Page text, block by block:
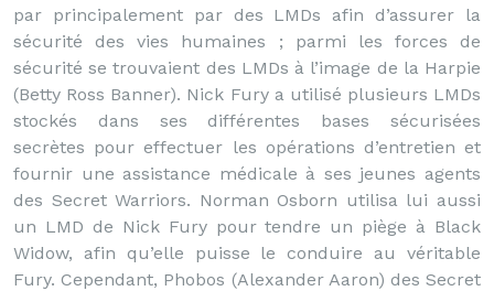
par principalement par des LMDs afin d’assurer la
sécurité des vies humaines ; parmi les forces de
sécurité se trouvaient des LMDs à l’image de la Harpie
(Betty Ross Banner). Nick Fury a utilisé plusieurs LMDs
stockés dans ses différentes bases sécurisées
secrètes pour effectuer les opérations d’entretien et
fournir une assistance médicale à ses jeunes agents
des Secret Warriors. Norman Osborn utilisa lui aussi
un LMD de Nick Fury pour tendre un piège à Black
Widow, afin qu’elle puisse le conduire au véritable
Fury. Cependant, Phobos (Alexander Aaron) des Secret